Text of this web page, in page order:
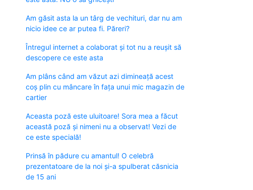
Am găsit asta la un târg de vechituri, dar nu am
nicio idee ce ar putea fi. Păreri?
Întregul internet a colaborat și tot nu a reușit să
descopere ce este asta
Am plâns când am văzut azi dimineață acest
coș plin cu mâncare în fața unui mic magazin de
cartier
Aceasta poză este uluitoare! Sora mea a făcut
această poză și nimeni nu a observat! Vezi de
ce este specială!
Prinsă în pădure cu amantul! O celebră
prezentatoare de la noi și-a spulberat căsnicia
de 15 ani